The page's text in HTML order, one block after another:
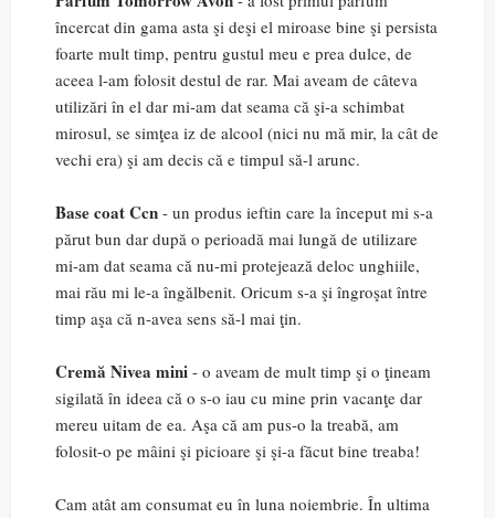
încercat din gama asta şi deşi el miroase bine şi persista
foarte mult timp, pentru gustul meu e prea dulce, de
aceea l-am folosit destul de rar. Mai aveam de câteva
utilizări în el dar mi-am dat seama că şi-a schimbat
mirosul, se simţea iz de alcool (nici nu mă mir, la cât de
vechi era) şi am decis că e timpul să-l arunc.
Base coat Ccn - un produs ieftin care la început mi s-a
părut bun dar după o perioadă mai lungă de utilizare
mi-am dat seama că nu-mi protejează deloc unghiile,
mai rău mi le-a îngălbenit. Oricum s-a şi îngroşat între
timp aşa că n-avea sens să-l mai ţin.
Cremă Nivea mini - o aveam de mult timp şi o ţineam
sigilată în ideea că o s-o iau cu mine prin vacanţe dar
mereu uitam de ea. Aşa că am pus-o la treabă, am
folosit-o pe mâini şi picioare şi şi-a făcut bine treaba!
Cam atât am consumat eu în luna noiembrie. În ultima